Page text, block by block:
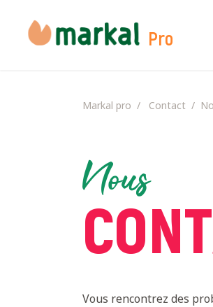
Pro
Markal pro Contact
Nous
Vous rencontrez des